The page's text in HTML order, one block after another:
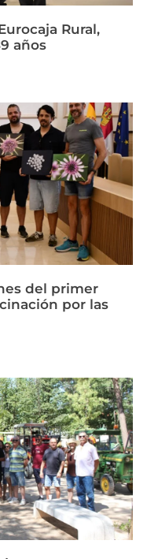
Rural,
años
del primer
por las